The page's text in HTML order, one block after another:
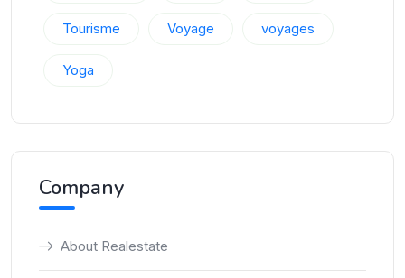
Tourisme Voyage voyages
Yoga
Company
About Realestate